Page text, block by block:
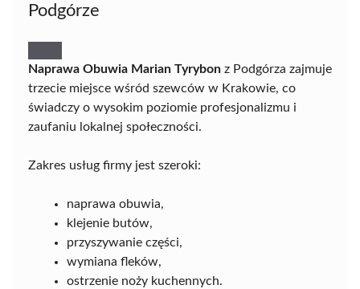
Podgórze
Naprawa Obuwia Marian Tyrybon z Podgórza zajmuje
trzecie miejsce wśród szewców w Krakowie, co
świadczy o wysokim poziomie profesjonalizmu i
zaufaniu lokalnej społeczności.
Zakres usług firmy jest szeroki:
naprawa obuwia,
klejenie butów,
przyszywanie części,
wymiana fleków,
ostrzenie noży kuchennych.